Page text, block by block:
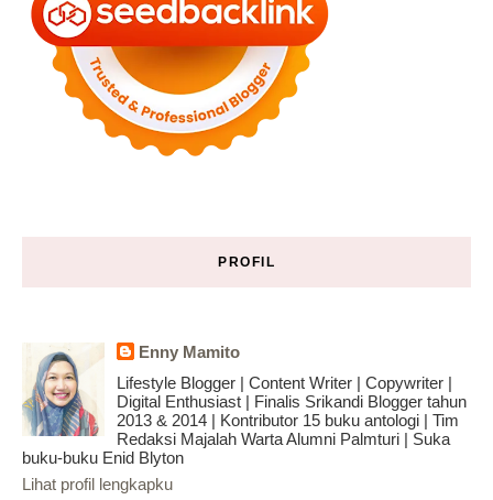
PROFIL
Enny Mamito
Lifestyle Blogger | Content Writer | Copywriter |
Digital Enthusiast | Finalis Srikandi Blogger tahun
2013 & 2014 | Kontributor 15 buku antologi | Tim
Redaksi Majalah Warta Alumni Palmturi | Suka
buku-buku Enid Blyton
Lihat profil lengkapku